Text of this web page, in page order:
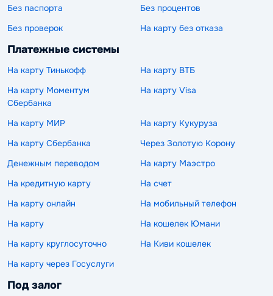
Без паспорта
Без процентов
Без проверок
На карту без отказа
Платежные системы
На карту Тинькофф
На карту ВТБ
На карту Моментум
Сбербанка
На карту Visa
На карту МИР
На карту Кукуруза
На карту Сбербанка
Через Золотую Корону
Денежным переводом
На карту Маэстро
На кредитную карту
На счет
На карту онлайн
На мобильный телефон
На карту
На кошелек Юмани
На карту круглосуточно
На Киви кошелек
На карту через Госуслуги
Под залог